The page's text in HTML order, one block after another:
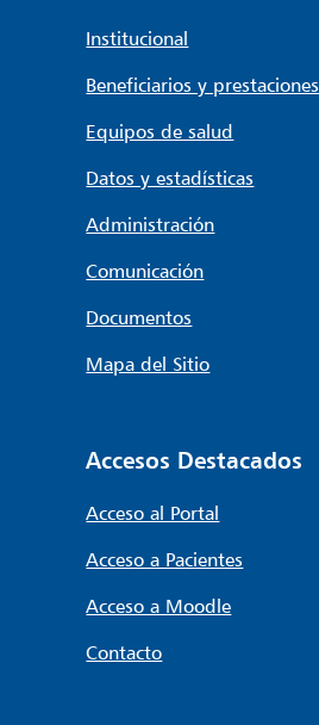
Institucional
Beneficiarios y prestaciones
Equipos de salud
Datos y estadísticas
Administración
Comunicación
Documentos
Mapa del Sitio
Accesos Destacados
Acceso al Portal
Acceso a Pacientes
Acceso a Moodle
Contacto